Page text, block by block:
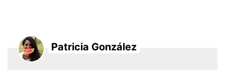
Patricia González